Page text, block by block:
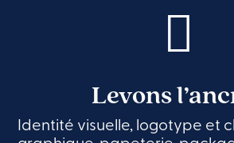
Levons
Identité visuelle, logotype et